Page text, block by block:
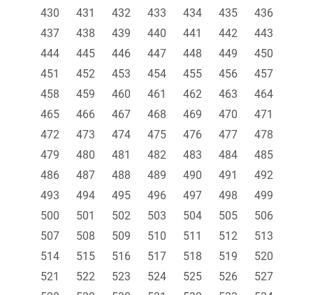
430
431 432 433 434 435
436
437
438 439 440 441 442
443
444
445 446 447 448 449
450
451
452 453 454 455 456
457
458
459 460 461 462 463
464
465
466 467 468 469 470
471
472
473 474 475 476 477
478
479
480 481 482 483 484
485
486
487 488 489 490 491
492
493
494 495 496 497 498
499
500
501 502 503 504 505
506
507
508 509 510 511 512
513
514
515 516 517 518 519
520
521
522 523 524 525 526
527